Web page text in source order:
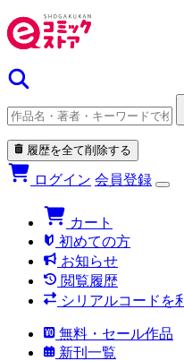
履歴を全て削除する
ログイン 会員登録
カート
初めての方
お知らせ
閲覧履歴
シリアルコードを
無料・セール作品
新刊一覧